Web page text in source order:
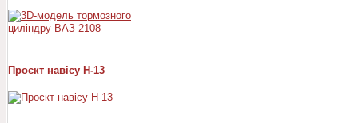
Проєкт навісу Н-13